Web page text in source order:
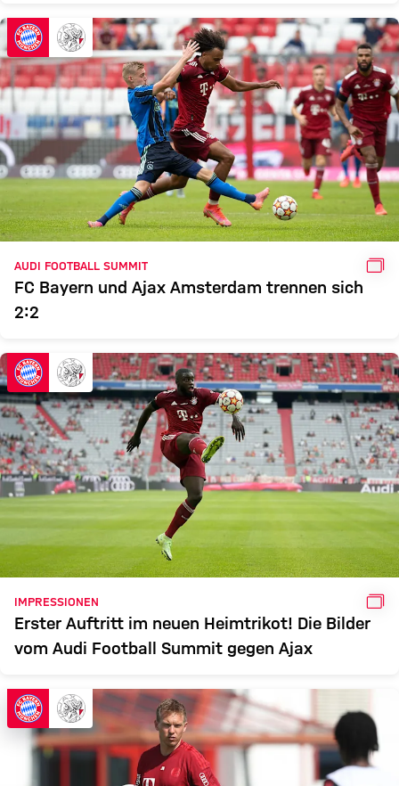
AUDI FOOTBALL SUMMIT
FC Bayern und Ajax Amsterdam trennen sich
2:2
IMPRESSIONEN
Erster Auftritt im neuen Heimtrikot! Die Bilder
vom Audi Football Summit gegen Ajax